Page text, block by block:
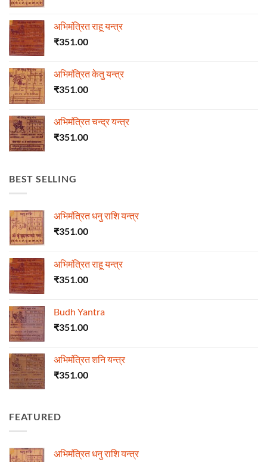
अभिमंत्रित राहू यन्त्र
₹351.00
अभिमंत्रित केतु यन्त्र
₹351.00
अभिमंत्रित चन्द्र यन्त्र
₹351.00
BEST SELLING
अभिमंत्रित धनु राशि यन्त्र
₹351.00
अभिमंत्रित राहू यन्त्र
₹351.00
Budh Yantra
₹351.00
अभिमंत्रित शनि यन्त्र
₹351.00
FEATURED
अभिमंत्रित धनु राशि यन्त्र